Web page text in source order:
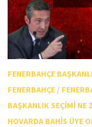
FENERBAHÇE
FENERBAHÇE/
BAŞKANLIK SEÇIMI NE
HOVARDA BAHIS ÜYE